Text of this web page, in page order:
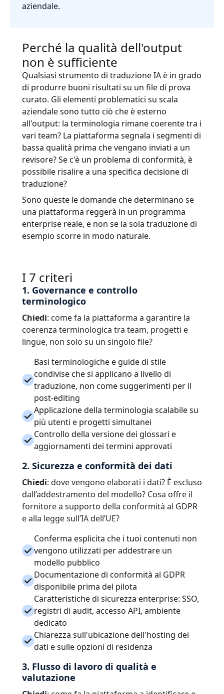
aziendale.
Perché la qualità dell'output
non è sufficiente
Qualsiasi strumento di traduzione IA è in grado
di produrre buoni risultati su un file di prova
curato. Gli elementi problematici su scala
aziendale sono tutto ciò che è esterno
all'output: la terminologia rimane coerente tra i
vari team? La piattaforma segnala i segmenti di
bassa qualità prima che vengano inviati a un
revisore? Se c'è un problema di conformità, è
possibile risalire a una specifica decisione di
traduzione?
Sono queste le domande che determinano se
una piattaforma reggerà in un programma
enterprise reale, e non se la sola traduzione di
esempio scorre in modo naturale.
I 7 criteri
1. Governance e controllo
terminologico
Chiedi: come fa la piattaforma a garantire la
coerenza terminologica tra team, progetti e
lingue, non solo su un singolo file?
Basi terminologiche e guide di stile
condivise che si applicano a livello di
traduzione, non come suggerimenti per il
post-editing
Applicazione della terminologia scalabile su
più utenti e progetti simultanei
Controllo della versione dei glossari e
aggiornamenti dei termini approvati
2. Sicurezza e conformità dei dati
Chiedi: dove vengono elaborati i dati? È escluso
dall’addestramento del modello? Cosa offre il
fornitore a supporto della conformità al GDPR
e alla legge sull’IA dell’UE?
Conferma esplicita che i tuoi contenuti non
vengono utilizzati per addestrare un
modello pubblico
Documentazione di conformità al GDPR
disponibile prima del pilota
Caratteristiche di sicurezza enterprise: SSO,
registri di audit, accesso API, ambiente
dedicato
Chiarezza sull'ubicazione dell'hosting dei
dati e sulle opzioni di residenza
3. Flusso di lavoro di qualità e
valutazione